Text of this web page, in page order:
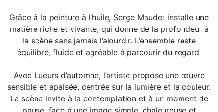
Grâce à la peinture à l’huile, Serge Maudet installe une
matière riche et vivante, qui donne de la profondeur à
la scène sans jamais l’alourdir. L’ensemble reste
équilibré, fluide et agréable à parcourir du regard.
Avec Lueurs d’automne, l’artiste propose une œuvre
sensible et apaisée, centrée sur la lumière et la couleur.
La scène invite à la contemplation et à un moment de